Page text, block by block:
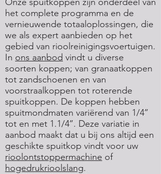
het complete programma en de
vernieuwende totaaloplossingen, die
we als expert aanbieden op het
gebied van rioolreinigingsvoertuigen.
In ons aanbod vindt u diverse
soorten koppen; van granaatkoppen
tot zandschoenen en van
voorstraalkoppen tot roterende
spuitkoppen. De koppen hebben
spuitmondmaten variërend van 1/4’’
tot en met 1.1/4’’. Deze variatie in
aanbod maakt dat u bij ons altijd een
geschikte spuitkop vindt voor uw
rioolontstoppermachine of
hogedrukrioolslang.